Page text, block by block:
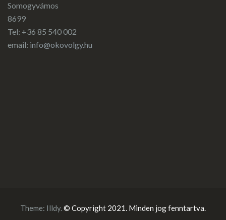
Somogyvámos
8699
Tel: +36 85 540 002
email: info@okovolgy.hu
Theme: Illdy.© Copyright 2021. Minden jog fenntartva.